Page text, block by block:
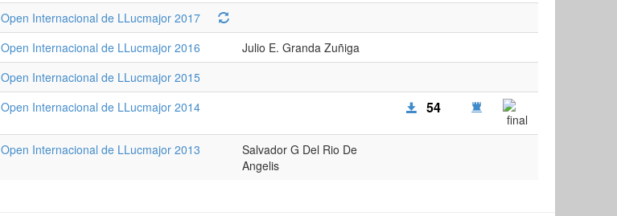
Open Internacional de LLucmajor 2017
Open Internacional de LLucmajor 2016 Julio E. Granda Zuñiga
Open Internacional de LLucmajor 2015
Open Internacional de LLucmajor 2014 54
Open Internacional de LLucmajor 2013
Salvador G Del Rio De
Angelis